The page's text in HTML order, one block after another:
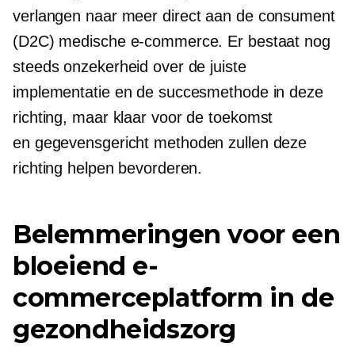
verlangen naar meer direct aan de consument
(D2C) medische e-commerce. Er bestaat nog
steeds onzekerheid over de juiste
implementatie en de succesmethode in deze
richting, maar klaar voor de toekomst
en gegevensgericht methoden zullen deze
richting helpen bevorderen.
Belemmeringen voor een
bloeiend e-
commerceplatform in de
gezondheidszorg